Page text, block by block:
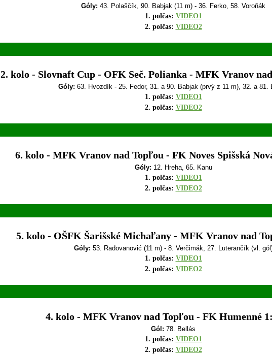
Góly: 43. Polaščík, 90. Babjak (11 m) - 36. Ferko, 58. Voroňák
1. polčas: VIDEO1
2. polčas: VIDEO2
2. kolo - Slovnaft Cup - OFK Seč. Polianka - MFK Vranov
Góly: 63. Hvozdík - 25. Fedor, 31. a 90. Babjak (prvý z 11 m), 32. a 81.
1. polčas: VIDEO1
2. polčas: VIDEO2
6. kolo - MFK Vranov nad Topľou - FK Noves Spišská
Góly: 12. Hreha, 65. Kanu
1. polčas: VIDEO1
2. polčas: VIDEO2
5. kolo - OŠFK Šarišské Michaľany - MFK Vranov nad
Góly: 53. Radovanović (11 m) - 8. Verčimák, 27. Luterančík (vl.
1. polčas: VIDEO1
2. polčas: VIDEO2
4. kolo - MFK Vranov nad Topľou - FK Humenné
Gól: 78. Bellás
1. polčas: VIDEO1
2. polčas: VIDEO2